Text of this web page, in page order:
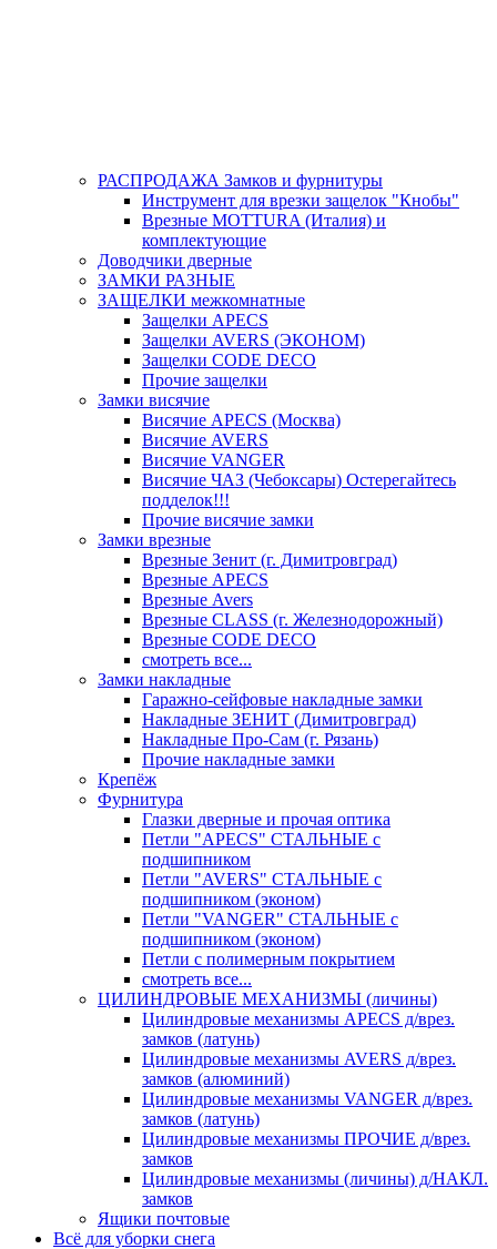
РАСПРОДАЖА Замков и фурнитуры
Инструмент для врезки защелок "Кнобы"
Врезные MOTTURA (Италия) и
комплектующие
Доводчики дверные
ЗАМКИ РАЗНЫЕ
ЗАЩЕЛКИ межкомнатные
Защелки APECS
Защелки AVERS (ЭКОНОМ)
Защелки CODE DECO
Прочие защелки
Замки висячие
Висячие APECS (Москва)
Висячие AVERS
Висячие VANGER
Висячие ЧАЗ (Чебоксары) Остерегайтесь
подделок!!!
Прочие висячие замки
Замки врезные
Врезные Зенит (г. Димитровград)
Врезные APECS
Врезные Avers
Врезные CLASS (г. Железнодорожный)
Врезные CODE DECO
смотреть все...
Замки накладные
Гаражно-сейфовые накладные замки
Накладные ЗЕНИТ (Димитровград)
Накладные Про-Сам (г. Рязань)
Прочие накладные замки
Крепёж
Фурнитура
Глазки дверные и прочая оптика
Петли "APECS" СТАЛЬНЫЕ с
подшипником
Петли "AVERS" СТАЛЬНЫЕ с
подшипником (эконом)
Петли "VANGER" СТАЛЬНЫЕ с
подшипником (эконом)
Петли с полимерным покрытием
смотреть все...
ЦИЛИНДРОВЫЕ МЕХАНИЗМЫ (личины)
Цилиндровые механизмы APECS д/врез.
замков (латунь)
Цилиндровые механизмы AVERS д/врез.
замков (алюминий)
Цилиндровые механизмы VANGER д/врез.
замков (латунь)
Цилиндровые механизмы ПРОЧИЕ д/врез.
замков
Цилиндровые механизмы (личины) д/НАКЛ.
замков
Ящики почтовые
Всё для уборки снега